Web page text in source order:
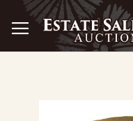
ン